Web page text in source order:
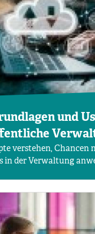
und
verstehen, Chancen
in der Verwaltung